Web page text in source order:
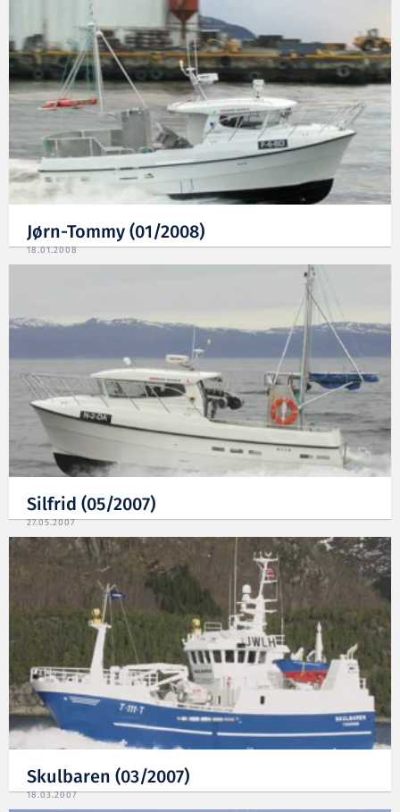
Jørn-Tommy (01/2008)
18.01.2008
Silfrid (05/2007)
27.05.2007
Skulbaren (03/2007)
18.03.2007